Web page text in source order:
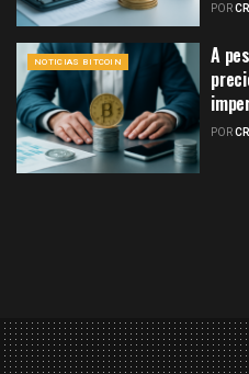
POR
NOTICIAS BITCOIN
A
POR